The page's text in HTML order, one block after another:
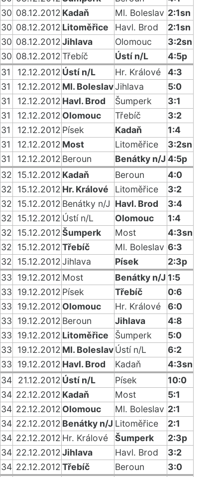
30 08.12.2012 Kadaň Ml. Boleslav 2:1sn
30 08.12.2012 Litoměřice Havl. Brod
2:1sn
30 08.12.2012Jihlava Olomouc
3:2sn
30 08.12.2012Třebíč Ústí n/L
4:5p
31
12.12.2012 Ústí n/L Hr. Králové
4:3
31
12.12.2012 Ml. BoleslavJihlava
5:0
31
12.12.2012 Havl. Brod Šumperk
3:1
31
12.12.2012 Olomouc Třebíč
3:2
31
12.12.2012 Písek Kadaň
1:4
31
12.12.2012 Most Litoměřice
3:2sn
31
12.12.2012 Beroun Benátky n/J 4:5p
32
15.12.2012 Kadaň Beroun
4:0
32
15.12.2012 Hr. Králové Litoměřice
3:2
32
15.12.2012 Benátky n/J Havl. Brod
3:4
32
15.12.2012 Ústí n/L Olomouc
1:4
32
15.12.2012Šumperk Most
4:3sn
32
15.12.2012Třebíč Ml. Boleslav 6:3
32
15.12.2012Jihlava Písek
2:3p
33
19.12.2012 Most Benátky n/J 1:5
33
19.12.2012 Písek Třebíč
0:6
33
19.12.2012 Olomouc Hr. Králové
6:0
33
19.12.2012 Beroun Jihlava
4:8
33
19.12.2012 Litoměřice Šumperk
5:0
33
19.12.2012 Ml. BoleslavÚstí n/L
6:2
33
19.12.2012 Havl. Brod Kadaň
4:3sn
34
21.12.2012 Ústí n/L Písek
10:0
34 22.12.2012 Kadaň Most
5:1
34 22.12.2012 Olomouc Ml. Boleslav 2:1
34 22.12.2012 Benátky n/J Litoměřice
2:1
34 22.12.2012 Hr. Králové Šumperk
2:3p
34 22.12.2012Jihlava Havl. Brod
3:2
34 22.12.2012Třebíč Beroun
3:0